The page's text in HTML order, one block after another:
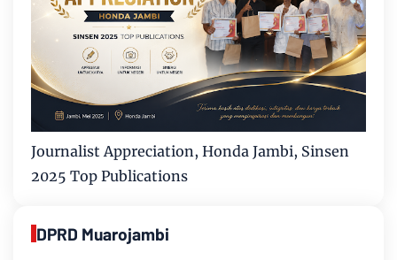
Journalist Appreciation, Honda Jambi, Sinsen
2025 Top Publications
DPRD Muarojambi